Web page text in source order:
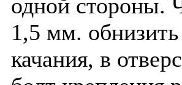
одной стороны.
1,5 мм.
качания, в